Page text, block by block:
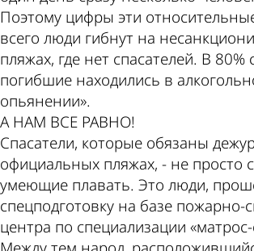
Поэтому цифры эти
всего люди гибнут на
пляжах, где нет спасателей. В 80%
погибшие находились в
опьянении».
А НАМ ВСЕ РАВНО!
Спасатели, которые обязаны
официальных пляжах, - не просто
умеющие плавать. Это люди,
спецподготовку на базе пожарно-
центра по специализации «матрос-